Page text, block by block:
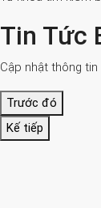
Tin Tức
Cập nhật thông
Trước đó
Kế tiếp